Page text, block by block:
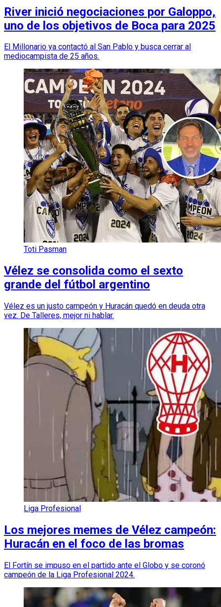
River inició negociaciones por Galoppo,
uno de los objetivos de Boca para 2025
El Millonario ya contactó al San Pablo y busca cerrar al
mediocampista de 25 años.
Toti Pasman
Vélez se consolida como el sexto
grande del fútbol argentino
Vélez es un justo campeón y Huracán quedó en deuda otra
vez. De Talleres, mejor ni hablar.
Liga Profesional
Los mejores memes de Vélez campeón:
Huracán en el foco de las bromas
El Fortín se impuso en el partido ante el Globo y se coronó
campeón de la Liga Profesional 2024.